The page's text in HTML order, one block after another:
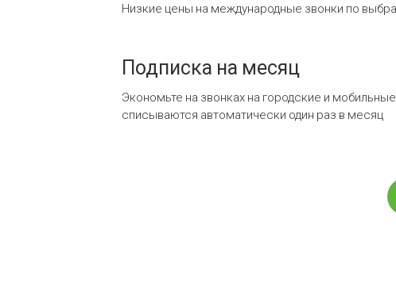
Низкие цены на международные звонки по
Подписка на месяц
Экономьте на звонках на городские и
списываются автоматически один раз в месяц